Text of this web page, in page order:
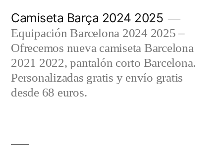
contenido
Camiseta Barça 2024 2025
Equipación Barcelona 2024 2025 –
Ofrecemos nueva camiseta Barcelona
2021 2022, pantalón corto Barcelona.
Personalizadas gratis y envío gratis
desde 68 euros.